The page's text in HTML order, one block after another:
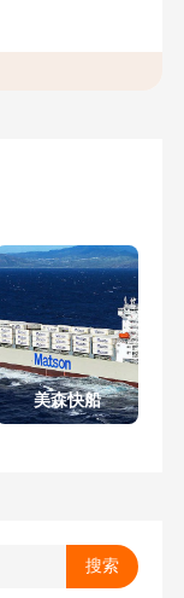
美森快船